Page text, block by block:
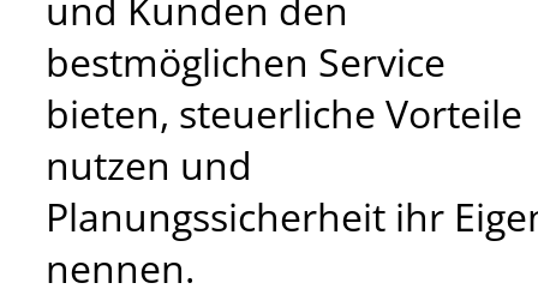
bestmöglichen Service
bieten, steuerliche Vorteile
nutzen und
Planungssicherheit ihr
nennen.